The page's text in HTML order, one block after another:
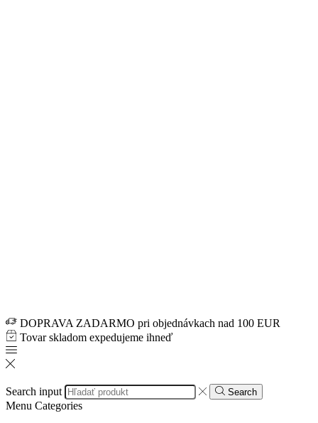
DOPRAVA ZADARMO pri objednávkach nad 100 EUR
Tovar skladom expedujeme ihneď
Search input Search
Menu Categories